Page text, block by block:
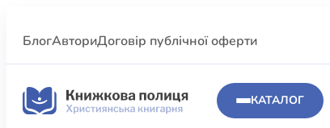
БлогАвториДоговір публічної оферти
КАТАЛОГ